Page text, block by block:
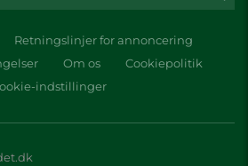
Retningslinjer for annoncering
Om os
Cookiepolitik
indstillinger